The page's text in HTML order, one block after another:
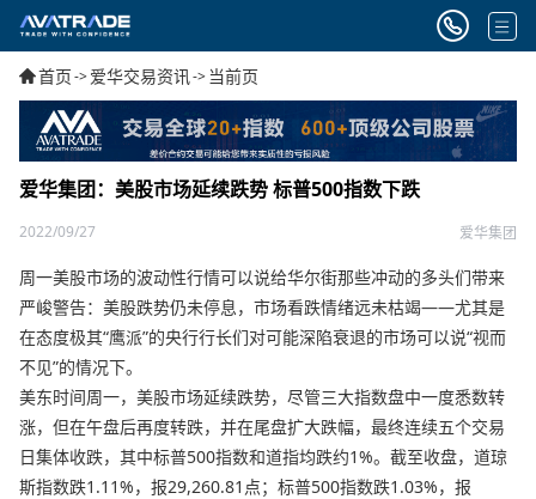
首页->爱华交易资讯-> 当前页
爱华集团：美股市场延续跌势 标普500指数下跌
2022/09/27 爱华集团
周一美股市场的波动性行情可以说给华尔街那些冲动的多头们带来
严峻警告：美股跌势仍未停息，市场看跌情绪远未枯竭——尤其是
在态度极其“鹰派”的央行行长们对可能深陷衰退的市场可以说“视而
不见”的情况下。
美东时间周一，美股市场延续跌势，尽管三大指数盘中一度悉数转
涨，但在午盘后再度转跌，并在尾盘扩大跌幅，最终连续五个交易
日集体收跌，其中标普500指数和道指均跌约1%。截至收盘，道琼
斯指数跌1.11%，报29,260.81点；标普500指数跌1.03%，报